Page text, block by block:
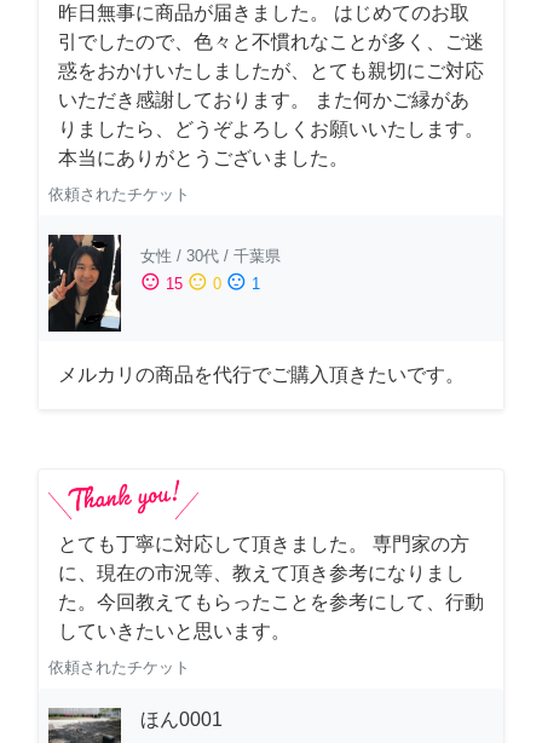
昨日無事に商品が届きました。 はじめてのお取
引でしたので、色々と不慣れなことが多く、ご迷
惑をおかけいたしましたが、とても親切にご対応
いただき感謝しております。 また何かご縁があ
りましたら、どうぞよろしくお願いいたします。
本当にありがとうございました。
依頼されたチケット
女性 / 30代 / 千葉県
sentiment_satisfied 15 sentiment_neutral 0 sentiment_dissatisfied 1
メルカリの商品を代行でご購入頂きたいです。
とても丁寧に対応して頂きました。 専門家の方
に、現在の市況等、教えて頂き参考になりまし
た。今回教えてもらったことを参考にして、行動
していきたいと思います。
依頼されたチケット
ほん0001